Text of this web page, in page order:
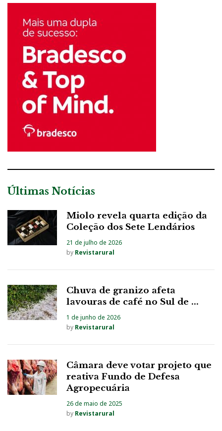
Últimas Notícias
Miolo revela quarta edição da
Coleção dos Sete Lendários
21 de julho de 2026
by Revistarural
Chuva de granizo afeta
lavouras de café no Sul de ...
1 de junho de 2026
by Revistarural
Câmara deve votar projeto que
reativa Fundo de Defesa
Agropecuária
26 de maio de 2025
by Revistarural